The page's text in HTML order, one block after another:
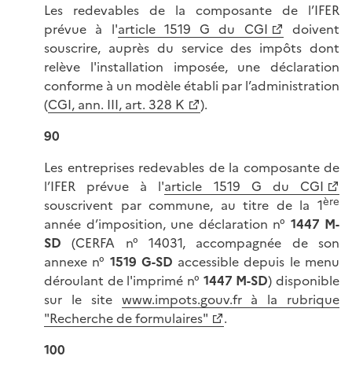
Les redevables de la composante de l’IFER
prévue à l'article 1519 G du CGI
doivent
souscrire, auprès du service des impôts dont
relève l'installation imposée, une déclaration
conforme à un modèle établi par l’administration
(CGI, ann. III, art. 328 K
).
90
Les entreprises redevables de la composante de
l’IFER prévue à l'article 1519 G du CGI
souscrivent par commune, au titre de la 1ère
année d’imposition, une déclaration n° 1447 M-
SD (CERFA n° 14031, accompagnée de son
annexe n° 1519 G-SD accessible depuis le menu
déroulant de l'imprimé n° 1447 M-SD) disponible
sur le site www.impots.gouv.fr à la rubrique
"Recherche de formulaires"
.
100